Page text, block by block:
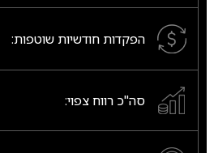
הפקדות חודשיות שוטפות:
סה"כ רווח צפוי: